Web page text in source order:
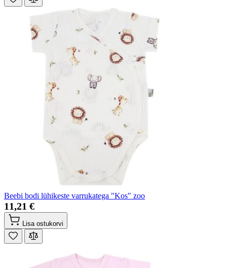
Beebi bodi lühikeste varrukatega "Kos" zoo
11,21 €
Lisa ostukorvi